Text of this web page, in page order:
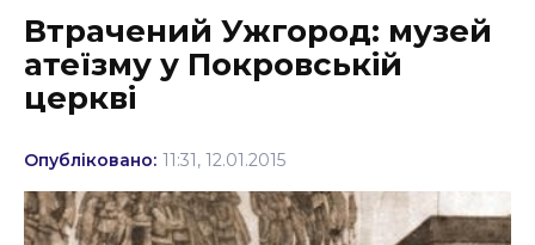
Культура
Освіта
Події
Політика
Втрачений Ужгород: музей
атеїзму у Покровській
церкві
Опубліковано: 11:31, 12.01.2015